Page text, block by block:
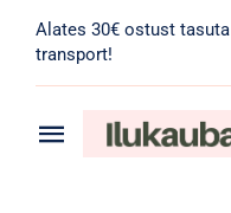
content
Alates 30€ ostust tasuta
transport!
for:
Toggle